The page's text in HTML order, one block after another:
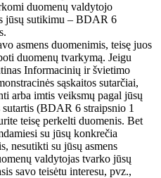
duomenų valdytojo
jūsų sutikimu – BDAR 6
asmens duomenimis, teisę juos
duomenų tvarkymą. Jeigu
Informacinių ir švietimo
sąskaitos sutarčiai,
arba imtis veiksmų pagal jūsų
sutartis (BDAR 6 straipsnio 1
teisę perkelti duomenis. Bet
su jūsų konkrečia
nesutikti su jūsų asmens
valdytojas tvarko jūsų
savo teisėtu interesu, pvz.,